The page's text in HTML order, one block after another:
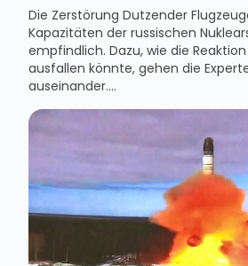
Die Zerstörung Dutzender
Kapazitäten der russischen
empfindlich. Dazu, wie die
ausfallen könnte, gehen die
auseinander....